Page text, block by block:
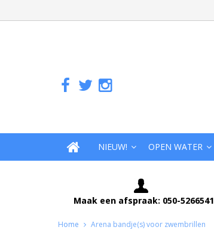
NIEUW! OPEN WATER
Maak een afspraak: 050-5266541
Home Arena bandje(s) voor zwembrillen